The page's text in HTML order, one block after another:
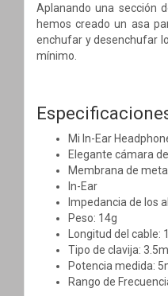
Aplanando una sección
hemos creado un asa
enchufar y desenchufar
mínimo.
Mi In-Ear
Elegante cámara
Membrana de
In-Ear
Impedancia de los
Peso: 14g
Longitud del cable:
Tipo de clavija:
Potencia medida:
Rango de